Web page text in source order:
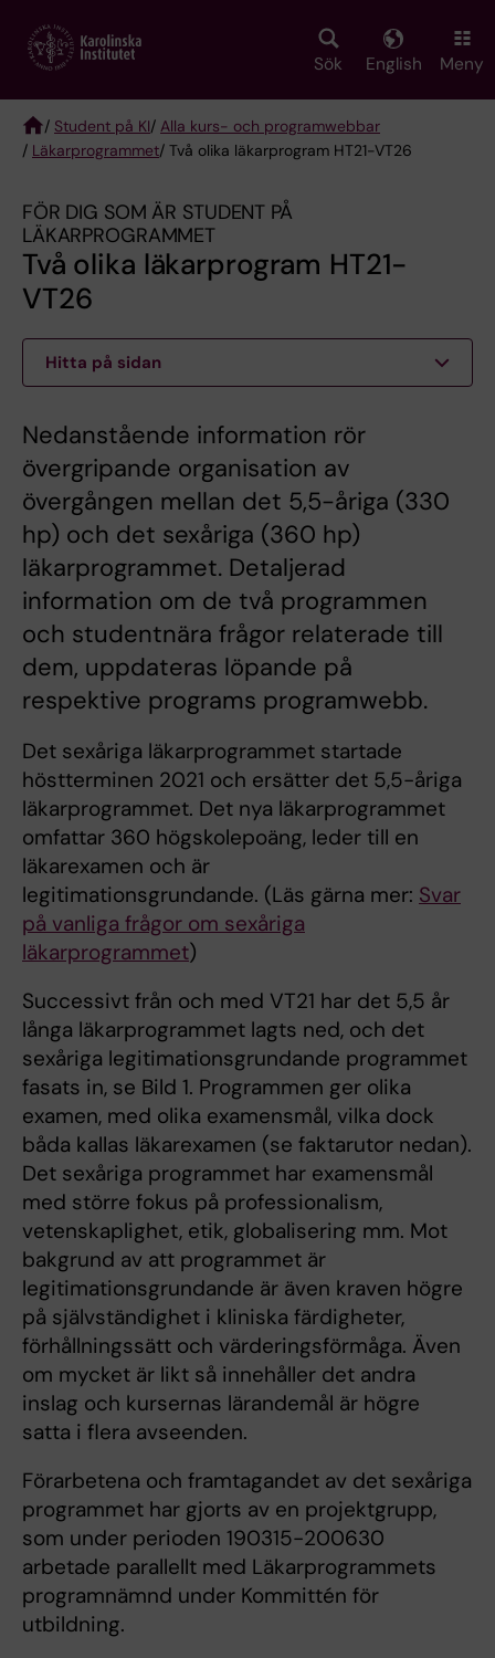
main
Sök English Meny
Breadcrumb
/ Student på KI/ Alla kurs- och programwebbar
/ Läkarprogrammet/ Två olika läkarprogram HT21-VT26
FÖR DIG SOM ÄR STUDENT PÅ
LÄKARPROGRAMMET
Två olika läkarprogram HT21-
VT26
Hitta på sidan
Nedanstående information rör
övergripande organisation av
övergången mellan det 5,5-åriga (330
hp) och det sexåriga (360 hp)
läkarprogrammet. Detaljerad
information om de två programmen
och studentnära frågor relaterade till
dem, uppdateras löpande på
respektive programs programwebb.
Det sexåriga läkarprogrammet startade
höstterminen 2021 och ersätter det 5,5-åriga
läkarprogrammet. Det nya läkarprogrammet
omfattar 360 högskolepoäng, leder till en
läkarexamen och är
legitimationsgrundande. (Läs gärna mer: Svar
på vanliga frågor om sexåriga
läkarprogrammet)
Successivt från och med VT21 har det 5,5 år
långa läkarprogrammet lagts ned, och det
sexåriga legitimationsgrundande programmet
fasats in, se Bild 1. Programmen ger olika
examen, med olika examensmål, vilka dock
båda kallas läkarexamen (se faktarutor nedan).
Det sexåriga programmet har examensmål
med större fokus på professionalism,
vetenskaplighet, etik, globalisering mm. Mot
bakgrund av att programmet är
legitimationsgrundande är även kraven högre
på självständighet i kliniska färdigheter,
förhållningssätt och värderingsförmåga. Även
om mycket är likt så innehåller det andra
inslag och kursernas lärandemål är högre
satta i flera avseenden.
Förarbetena och framtagandet av det sexåriga
programmet har gjorts av en projektgrupp,
som under perioden 190315-200630
arbetade parallellt med Läkarprogrammets
programnämnd under Kommittén för
utbildning.